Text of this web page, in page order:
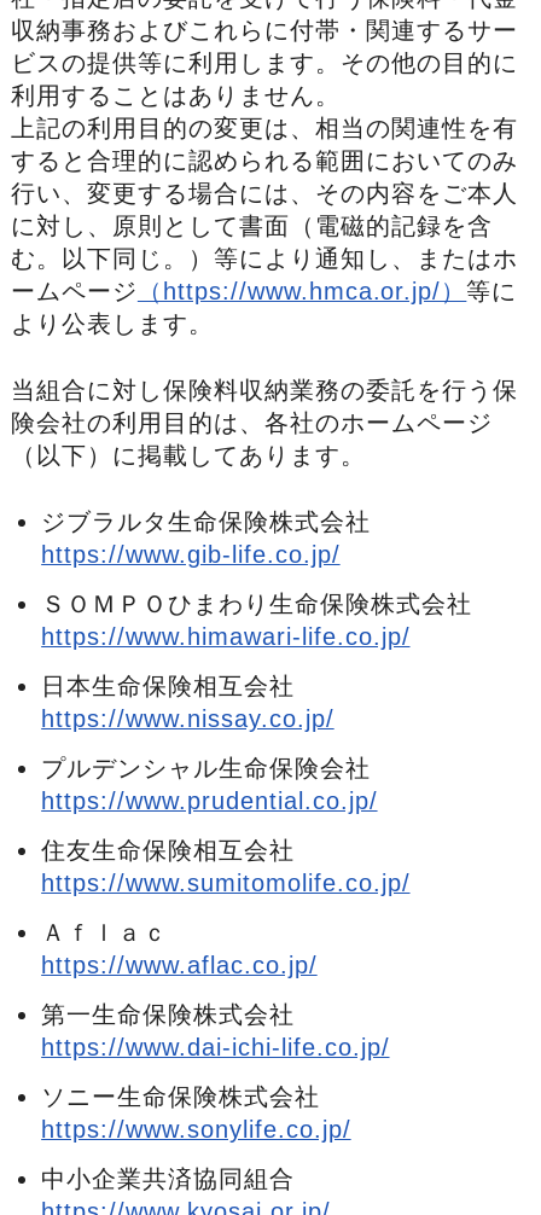
収納事務およびこれらに付帯・関連するサー
ビスの提供等に利用します。その他の目的に
利用することはありません。
上記の利用目的の変更は、相当の関連性を有
すると合理的に認められる範囲においてのみ
行い、変更する場合には、その内容をご本人
に対し、原則として書面（電磁的記録を含
む。以下同じ。）等により通知し、またはホ
ームページ （https://www.hmca.or.jp/）等に
より公表します。
当組合に対し保険料収納業務の委託を行う保
険会社の利用目的は、各社のホームページ
（以下）に掲載してあります。
ジブラルタ生命保険株式会社
https://www.gib-life.co.jp/
ＳＯＭＰＯひまわり生命保険株式会社
https://www.himawari-life.co.jp/
日本生命保険相互会社
https://www.nissay.co.jp/
プルデンシャル生命保険会社
https://www.prudential.co.jp/
住友生命保険相互会社
https://www.sumitomolife.co.jp/
Ａｆｌａｃ
https://www.aflac.co.jp/
第一生命保険株式会社
https://www.dai-ichi-life.co.jp/
ソニー生命保険株式会社
https://www.sonylife.co.jp/
中小企業共済協同組合